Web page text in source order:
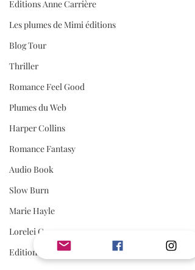
Editions Anne Carrière
Les plumes de Mimi éditions
Blog Tour
Thriller
Romance Feel Good
Plumes du Web
Harper Collins
Romance Fantasy
Audio Book
Slow Burn
Marie Hayle
Lorelei C.
Editions Cyplog